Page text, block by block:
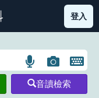
部首索引表圖示
登入
語
言
搜
圖
片
搜
開
鍵
音讀檢索